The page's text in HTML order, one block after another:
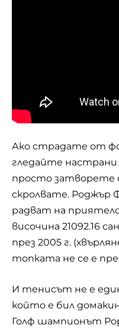
Ако страдате от
гледайте настрани
просто затворете
скролвате. Роджър
радват на
височина 21092.16
през 2005 г.
топката не се е
И тенисът не е
който е бил
Голф шампионът